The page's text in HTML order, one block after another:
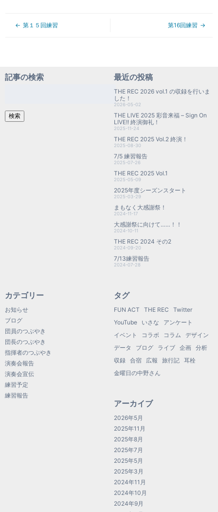
第１５回練習 第16回練習
記事の検索
検索
最近の投稿
THE REC 2026 vol.1 の収録を行いま
した！
2026-05-02
THE LIVE 2025 彩音来福 – Sign On
LIVE!! 終演御礼！
2025-11-24
THE REC 2025 Vol.2 終演！
2025-08-30
7/5 練習報告
2025-07-26
THE REC 2025 Vol.1
2025-05-09
2025年度シーズンスタート
2025-03-29
まもなく大感謝祭！
2024-11-17
大感謝祭に向けて……！！
2024-10-11
THE REC 2024 その2
2024-09-20
7/13練習報告
2024-07-28
カテゴリー
お知らせ
ブログ
団員のつぶやき
団長のつぶやき
指揮者のつぶやき
演奏会報告
演奏会宣伝
練習予定
練習報告
タグ
FUN ACT THE REC
Twitter
YouTube
いさな
アンケート
イベント
コラボ コラム
デザイン
データ
ブログ ライブ 企画
分析
収録
合宿 広報 旅行記
耳栓
金曜日の中野さん
アーカイブ
2026年5月
2025年11月
2025年8月
2025年7月
2025年5月
2025年3月
2024年11月
2024年10月
2024年9月